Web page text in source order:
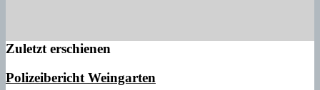
Zuletzt erschienen
Polizeibericht Weingarten